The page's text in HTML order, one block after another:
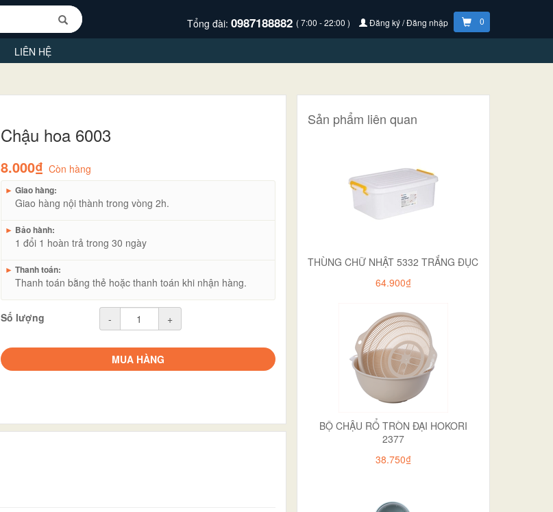
Tổng đài: 0987188882 ( 7:00 - 22:00 ) Đăng ký / Đăng nhập 0
LIÊN HỆ
Chậu hoa 6003
8.000₫ Còn hàng
► Giao hàng:
Giao hàng nội thành trong vòng 2h.
► Bảo hành:
1 đổi 1 hoàn trả trong 30 ngày
► Thanh toán:
Thanh toán bằng thẻ hoặc thanh toán khi nhận hàng.
Số lượng - +
MUA HÀNG
Sản phẩm liên quan
THÙNG CHỮ NHẬT 5332 TRẮNG ĐỤC
64.900₫
BỘ CHẬU RỔ TRÒN ĐẠI HOKORI
2377
38.750₫